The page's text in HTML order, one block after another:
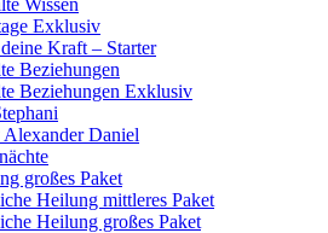
Wissen
Exklusiv
Kraft – Starter
Beziehungen
Beziehungen Exklusiv
Daniel
großes Paket
Heilung mittleres Paket
Heilung großes Paket